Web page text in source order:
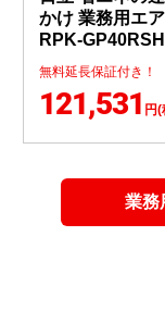
かけ 業務用エ
RPK-
無料延長保証付き！
121,531 円(
業務